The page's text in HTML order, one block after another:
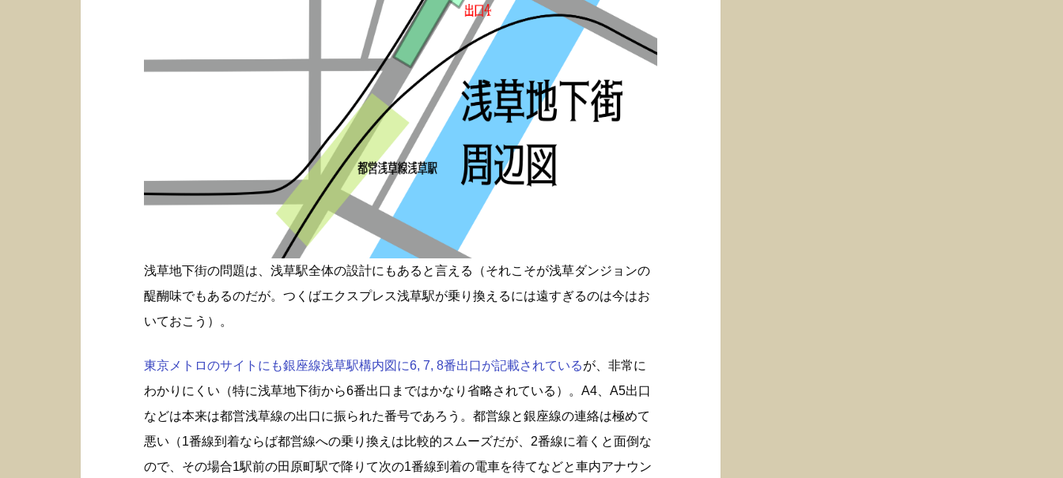
浅草地下街の問題は、浅草駅全体の設計にもあると言える（それこそが浅草ダンジョンの
醍醐味でもあるのだが。つくばエクスプレス浅草駅が乗り換えるには遠すぎるのは今はお
いておこう）。
東京メトロのサイトにも銀座線浅草駅構内図に6, 7, 8番出口が記載されているが、非常に
わかりにくい（特に浅草地下街から6番出口まではかなり省略されている）。A4、A5出口
などは本来は都営浅草線の出口に振られた番号であろう。都営線と銀座線の連絡は極めて
悪い（1番線到着ならば都営線への乗り換えは比較的スムーズだが、2番線に着くと面倒な
ので、その場合1駅前の田原町駅で降りて次の1番線到着の電車を待てなどと車内アナウン